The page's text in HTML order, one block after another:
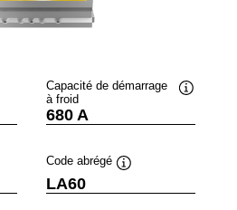
Capacité de démarrage
à froid
680 A
Code abrégé
LA60